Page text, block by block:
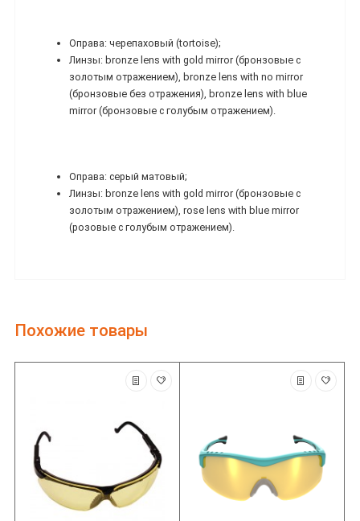
Оправа: черепаховый (tortoise);
Линзы: bronze lens with gold mirror (бронзовые с
золотым отражением), bronze lens with no mirror
(бронзовые без отражения), bronze lens with blue
mirror (бронзовые с голубым отражением).
Оправа: серый матовый;
Линзы: bronze lens with gold mirror (бронзовые с
золотым отражением), rose lens with blue mirror
(розовые с голубым отражением).
Похожие товары